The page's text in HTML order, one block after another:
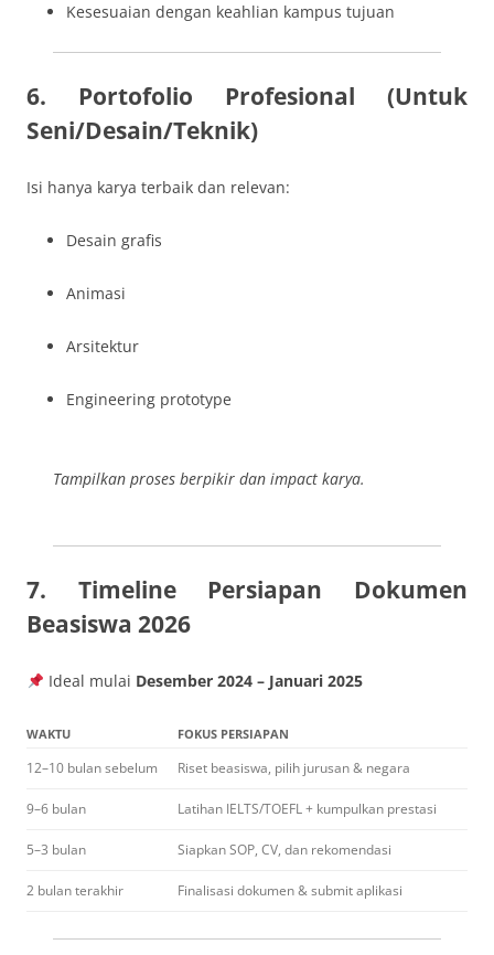
Kesesuaian dengan keahlian kampus tujuan
6. Portofolio Profesional (Untuk
Seni/Desain/Teknik)
Isi hanya karya terbaik dan relevan:
Desain grafis
Animasi
Arsitektur
Engineering prototype
Tampilkan proses berpikir dan impact karya.
7. Timeline Persiapan Dokumen
Beasiswa 2026
Ideal mulai Desember 2024 – Januari 2025
WAKTU FOKUS PERSIAPAN
12–10 bulan sebelum Riset beasiswa, pilih jurusan & negara
9–6 bulan Latihan IELTS/TOEFL + kumpulkan prestasi
5–3 bulan Siapkan SOP, CV, dan rekomendasi
2 bulan terakhir Finalisasi dokumen & submit aplikasi